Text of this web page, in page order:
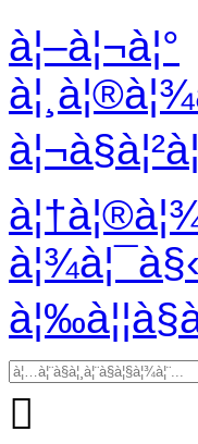
à¦–à¦¬à¦°
